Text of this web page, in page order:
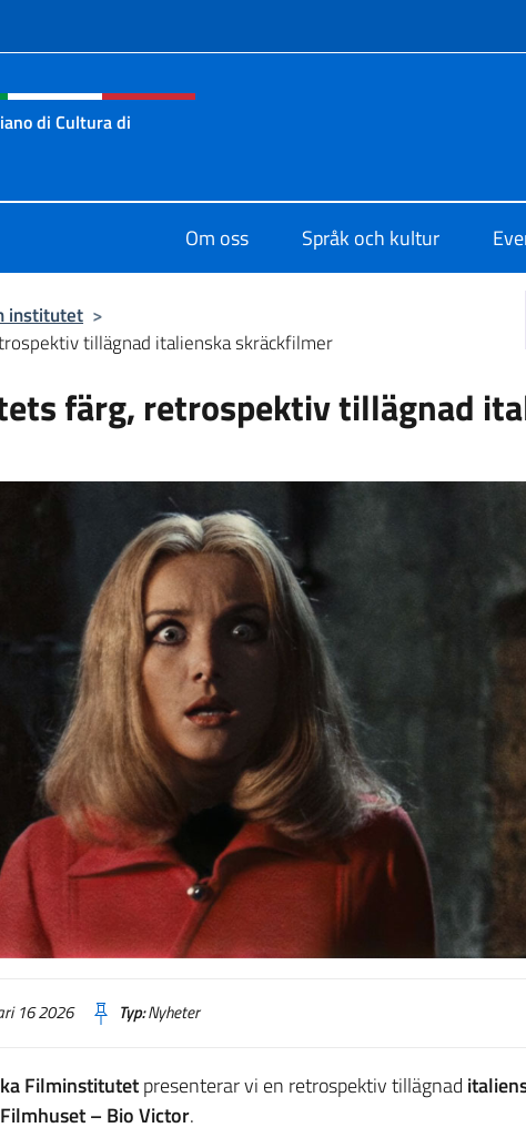
menu of site
di Cultura di
Om oss Språk och kultur
institutet >
tillägnad italienska skräckfilmer
färg, retrospektiv tillägnad
16 2026 Typ:Nyheter
Filminstitutetpresenterar vi en retrospektiv tillägnad
Filmhuset – Bio Victor.